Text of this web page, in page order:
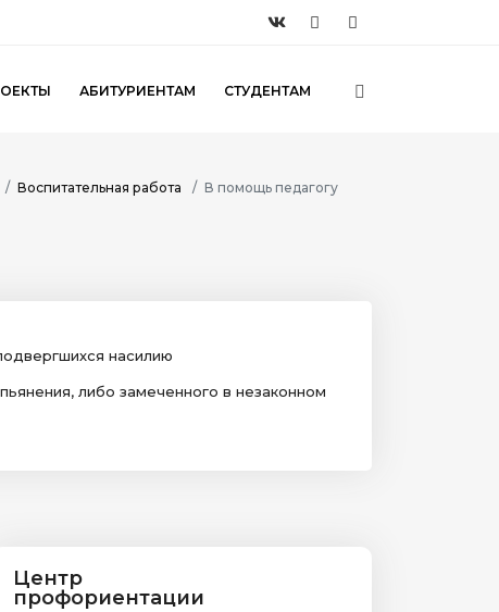
АБИТУРИЕНТАМ СТУДЕНТАМ
Воспитательная работа В помощь педагогу
насилию
либо замеченного в незаконном
Центр
профориентации